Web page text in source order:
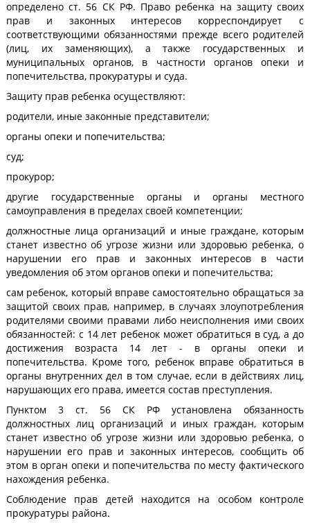
определено ст. 56 СК РФ. Право ребенка на защиту своих
прав и законных интересов корреспондирует с
соответствующими обязанностями прежде всего родителей
(лиц, их заменяющих), а также государственных и
муниципальных органов, в частности органов опеки и
попечительства, прокуратуры и суда.
Защиту прав ребенка осуществляют:
родители, иные законные представители;
органы опеки и попечительства;
суд;
прокурор;
другие государственные органы и органы местного
самоуправления в пределах своей компетенции;
должностные лица организаций и иные граждане, которым
станет известно об угрозе жизни или здоровью ребенка, о
нарушении его прав и законных интересов в части
уведомления об этом органов опеки и попечительства;
сам ребенок, который вправе самостоятельно обращаться за
защитой своих прав, например, в случаях злоупотребления
родителями своими правами либо неисполнения ими своих
обязанностей: с 14 лет ребенок может обратиться в суд, а до
достижения возраста 14 лет - в органы опеки и
попечительства. Кроме того, ребенок вправе обратиться в
органы внутренних дел в том случае, если в действиях лиц,
нарушающих его права, имеется состав преступления.
Пунктом 3 ст. 56 СК РФ установлена обязанность
должностных лиц организаций и иных граждан, которым
станет известно об угрозе жизни или здоровью ребенка, о
нарушении его прав и законных интересов, сообщить об
этом в орган опеки и попечительства по месту фактического
нахождения ребенка.
Соблюдение прав детей находится на особом контроле
прокуратуры района.